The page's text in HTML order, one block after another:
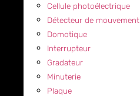
Cellule photoélectrique
Détecteur de mouvement
Domotique
Interrupteur
Gradateur
Minuterie
Plaque